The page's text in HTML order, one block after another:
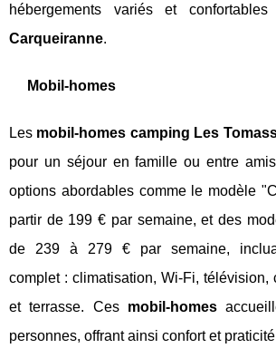
hébergements variés et
Carqueiranne.
Mobil-homes
Les mobil-homes camping Les
pour un séjour en famille ou entre
options abordables comme le modèle
partir de 199 € par semaine, et des
de 239 à 279 € par semaine,
complet : climatisation, Wi-Fi, télévision,
et terrasse. Ces mobil-homes
personnes, offrant ainsi confort et